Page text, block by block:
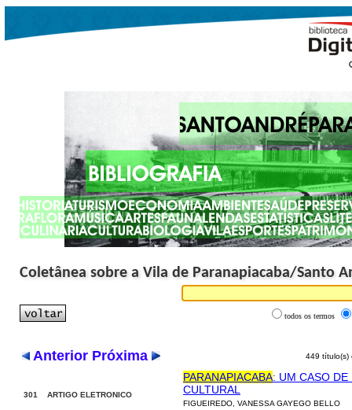
Coletânea sobre a Vila de Paranapiacaba/Santo
todos os termos
Anterior Próxima 449 título(s)
301 ARTIGO ELETRONICO
PARANAPIACABA: UM CASO DE
CULTURAL
FIGUEIREDO, VANESSA GAYEGO BELLO